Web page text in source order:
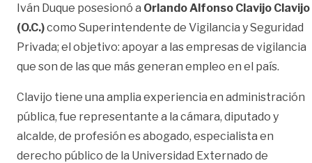
Iván Duque posesionó a Orlando Alfonso Clavijo Clavijo
(O.C.)como Superintendente de Vigilancia y Seguridad
Privada; el objetivo: apoyar a las empresas de vigilancia
que son de las que más generan empleo en el país.
Clavijo tiene una amplia experiencia en administración
pública, fue representante a la cámara, diputado y
alcalde, de profesión es abogado, especialista en
derecho público de la Universidad Externado de